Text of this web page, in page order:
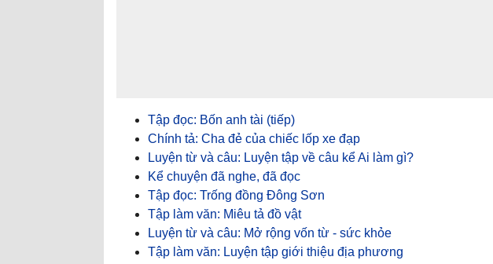
Tập đọc: Bốn anh tài (tiếp)
Chính tả: Cha đẻ của chiếc lốp xe đạp
Luyện từ và câu: Luyện tập về câu kể Ai làm gì?
Kể chuyện đã nghe, đã đọc
Tập đọc: Trống đồng Đông Sơn
Tập làm văn: Miêu tả đồ vật
Luyện từ và câu: Mở rộng vốn từ - sức khỏe
Tập làm văn: Luyện tập giới thiệu địa phương